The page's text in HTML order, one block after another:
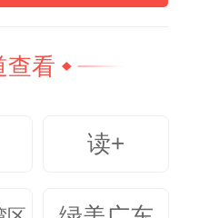
展注入新活
发展的壮美
放大学党委
查看
读+